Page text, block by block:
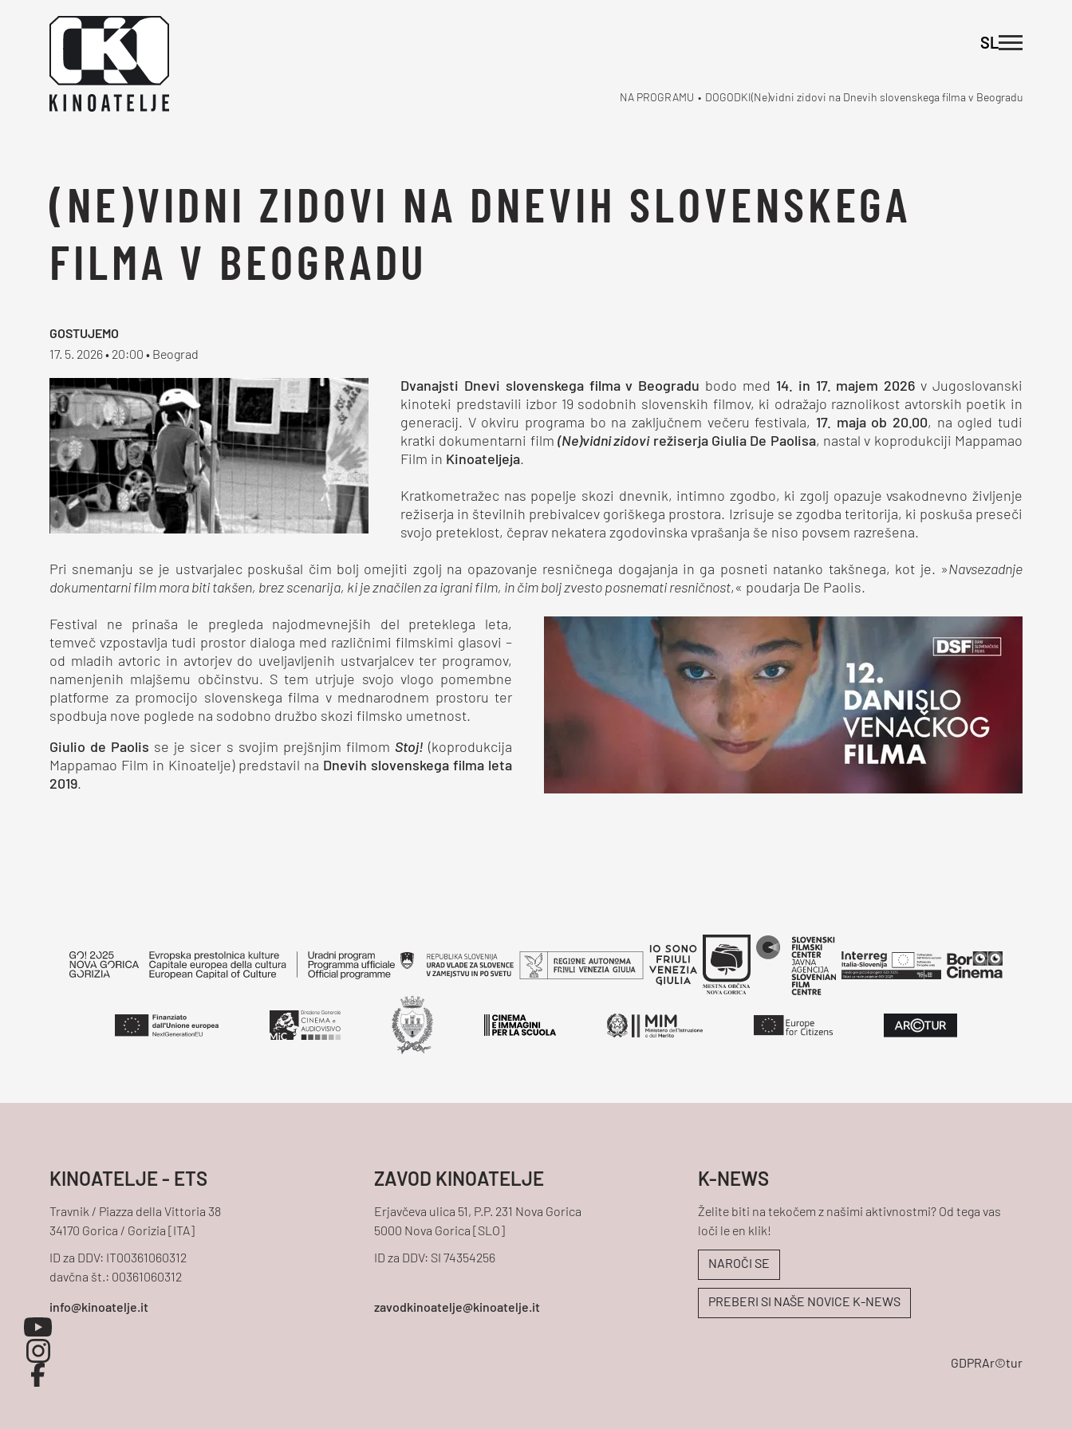
SL
NA PROGRAMU • DOGODKI(Ne)vidni zidovi na Dnevih slovenskega filma v Beogradu
(NE)VIDNI ZIDOVI NA DNEVIH SLOVENSKEGA
FILMA V BEOGRADU
GOSTUJEMO
17. 5. 2026 • 20:00 • Beograd
Dvanajsti Dnevi slovenskega filma v Beogradu bodo med 14. in 17. majem 2026 v Jugoslovanski
kinoteki predstavili izbor 19 sodobnih slovenskih filmov, ki odražajo raznolikost avtorskih poetik in
generacij. V okviru programa bo na zaključnem večeru festivala, 17. maja ob 20.00, na ogled tudi
kratki dokumentarni film (Ne)vidni zidovirežiserja Giulia De Paolisa, nastal v koprodukciji Mappamao
Film in Kinoateljeja.
Kratkometražec nas popelje skozi dnevnik, intimno zgodbo, ki zgolj opazuje vsakodnevno življenje
režiserja in številnih prebivalcev goriškega prostora. Izrisuje se zgodba teritorija, ki poskuša preseči
svojo preteklost, čeprav nekatera zgodovinska vprašanja še niso povsem razrešena.
Pri snemanju se je ustvarjalec poskušal čim bolj omejiti zgolj na opazovanje resničnega dogajanja in ga posneti natanko takšnega, kot je. »Navsezadnje
dokumentarni film mora biti takšen, brez scenarija, ki je značilen za igrani film, in čim bolj zvesto posnemati resničnost,« poudarja De Paolis.
Festival ne prinaša le pregleda najodmevnejših del preteklega leta,
temveč vzpostavlja tudi prostor dialoga med različnimi filmskimi glasovi –
od mladih avtoric in avtorjev do uveljavljenih ustvarjalcev ter programov,
namenjenih mlajšemu občinstvu. S tem utrjuje svojo vlogo pomembne
platforme za promocijo slovenskega filma v mednarodnem prostoru ter
spodbuja nove poglede na sodobno družbo skozi filmsko umetnost.
Giulio de Paolis se je sicer s svojim prejšnjim filmom Stoj! (koprodukcija
Mappamao Film in Kinoatelje) predstavil na Dnevih slovenskega filma leta
2019.
KINOATELJE - ETS
Travnik / Piazza della Vittoria 38
34170 Gorica / Gorizia [ITA]
ID za DDV: IT00361060312
davčna št.: 00361060312
ZAVOD KINOATELJE
Erjavčeva ulica 51, P.P. 231 Nova Gorica
5000 Nova Gorica [SLO]
ID za DDV: SI 74354256
K-NEWS
Želite biti na tekočem z našimi aktivnostmi? Od tega vas
loči le en klik!
NAROČI SE
PREBERI SI NAŠE NOVICE K-NEWS
GDPRAr©tur